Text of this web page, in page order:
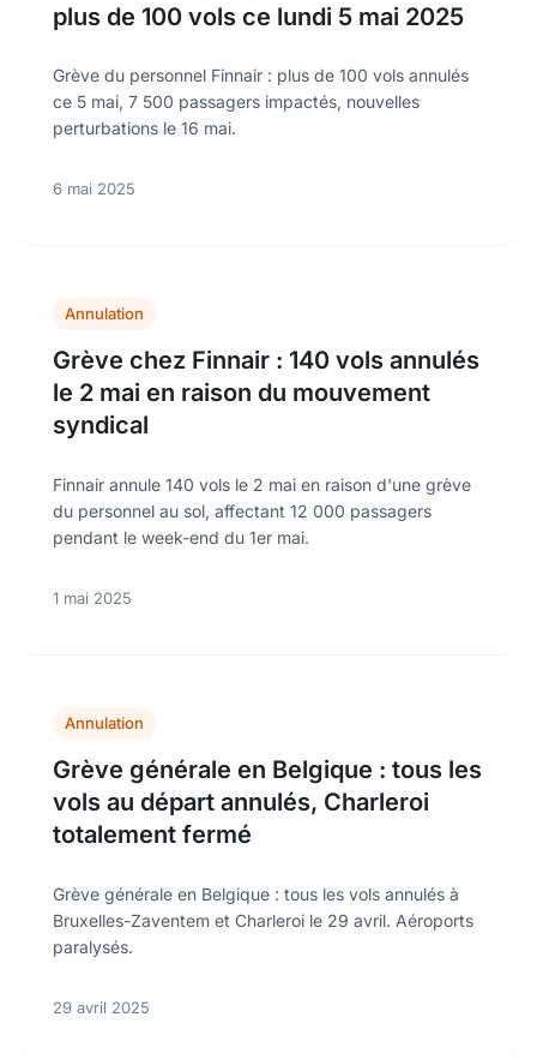
plus de 100 vols ce lundi 5 mai 2025
Grève du personnel Finnair : plus de 100 vols annulés
ce 5 mai, 7 500 passagers impactés, nouvelles
perturbations le 16 mai.
6 mai 2025
Annulation
Grève chez Finnair : 140 vols annulés
le 2 mai en raison du mouvement
syndical
Finnair annule 140 vols le 2 mai en raison d'une grève
du personnel au sol, affectant 12 000 passagers
pendant le week-end du 1er mai.
1 mai 2025
Annulation
Grève générale en Belgique : tous les
vols au départ annulés, Charleroi
totalement fermé
Grève générale en Belgique : tous les vols annulés à
Bruxelles-Zaventem et Charleroi le 29 avril. Aéroports
paralysés.
29 avril 2025